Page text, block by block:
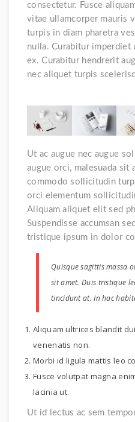
consectetur. Fusce
vitae ullamcorper mauris
turpis in diam pharetra
nulla. Curabitur imperdiet
ex. Curabitur hendrerit
nec aliquet turpis
Ut ac augue nec augue
augue orci, malesuada sit
commodo sollicitudin
orci elementum
Aliquam aliquet elit sed
Suspendisse accumsan
tristique ipsum in dolor
Quisque sagittis massa
sit amet. Duis tristique
tincidunt at. In hac
Aliquam ultrices blandit
venenatis non.
Morbi id ligula mattis leo
Fusce volutpat magna
lacinia ut.
Ut id lectus ac sem